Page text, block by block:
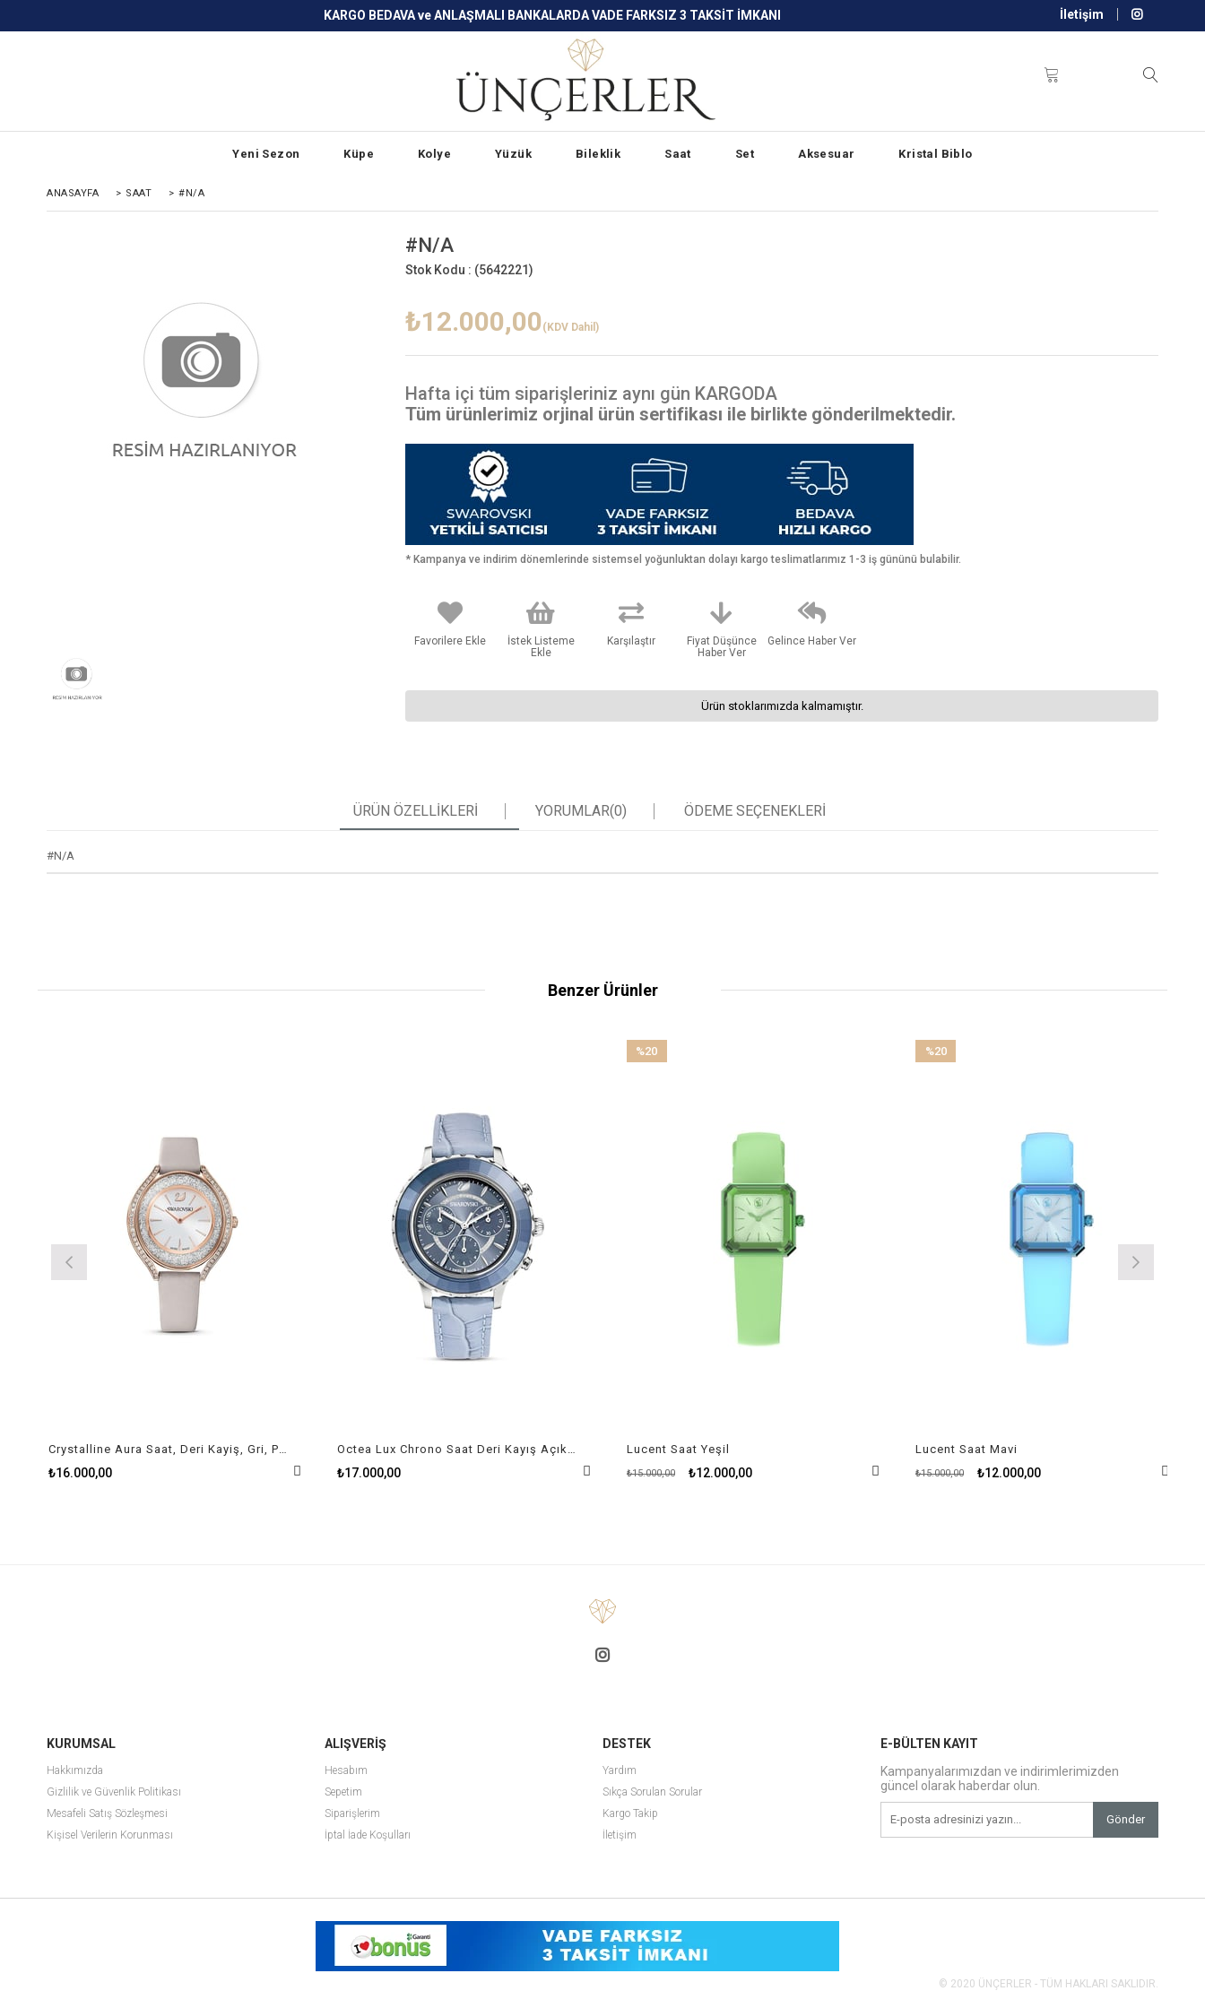
KARGO BEDAVA ve ANLAŞMALI BANKALARDA VADE FARKSIZ 3 TAKSİT İMKANI İletişim
Yeni Sezon Küpe Kolye Yüzük Bileklik Saat Set Aksesuar Kristal Biblo
ANASAYFA > SAAT > #N/A
#N/A
Stok Kodu : (5642221)
₺12.000,00 (KDV Dahil)
Hafta içi tüm siparişleriniz aynı gün KARGODA
Tüm ürünlerimiz orjinal ürün sertifikası ile birlikte gönderilmektedir.
* Kampanya ve indirim dönemlerinde sistemsel yoğunluktan dolayı kargo teslimatlarımız 1-3 iş gününü bulabilir.
Favorilere Ekle
İstek Listeme
Ekle
Karşılaştır
Fiyat Düşünce
Haber Ver
Gelince Haber Ver
Ürün stoklarımızda kalmamıştır.
ÜRÜN ÖZELLIKLERI YORUMLAR(0) ÖDEME SEÇENEKLERI
#N/A
Benzer Ürünler
Crystalline Aura Saat, Deri Kayiş, Gri, Pembe Altin Pvd Kaplama
₺16.000,00
Octea Lux Chrono Saat Deri Kayış Açık Mavi Paslanmaz Çelik
₺17.000,00
Lucent Saat Yeşil
₺12.000,00
₺15.000,00
%20
Lucent Saat Mavi
₺12.000,00
₺15.000,00
%20
KURUMSAL
Hakkımızda
Gizlilik ve Güvenlik Politikası
Mesafeli Satış Sözleşmesi
Kişisel Verilerin Korunması
ALIŞVERİŞ
Hesabım
Sepetim
Siparişlerim
İptal İade Koşulları
DESTEK
Yardım
Sıkça Sorulan Sorular
Kargo Takip
İletişim
E-BÜLTEN KAYIT
Kampanyalarımızdan ve indirimlerimizden
güncel olarak haberdar olun.
Gönder
© 2020 ÜNÇERLER - TÜM HAKLARI SAKLIDIR.